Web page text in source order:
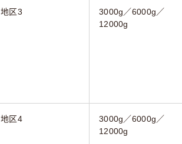
地区3
3000g／6000g／
12000g
地区4
3000g／6000g／
12000g